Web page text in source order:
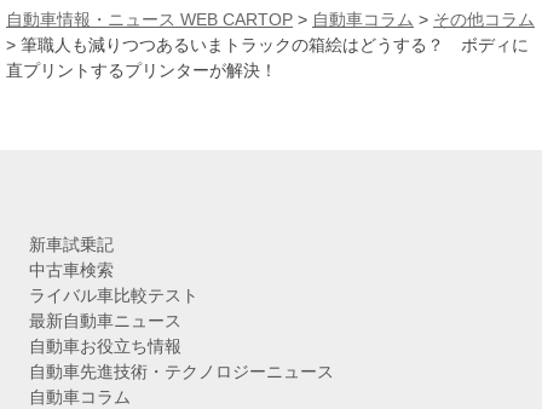
カ
イ
ブ
自動車情報・ニュース WEB CARTOP > 自動車コラム > その他コラム
> 筆職人も減りつつあるいまトラックの箱絵はどうする？ ボディに
直プリントするプリンターが解決！
新車試乗記
中古車検索
ライバル車比較テスト
最新自動車ニュース
自動車お役立ち情報
自動車先進技術・テクノロジーニュース
自動車コラム